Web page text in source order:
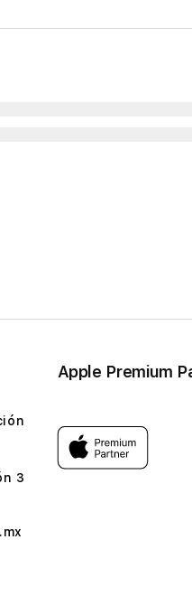
3
Apple Premium